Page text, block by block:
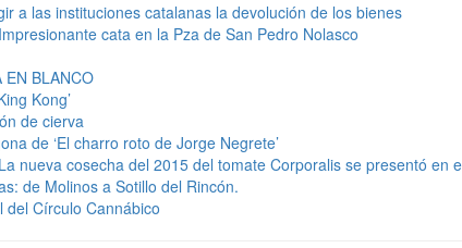
a las instituciones catalanas la devolución de los bienes
cata en la Pza de San Pedro Nolasco
EN BLANCO
Kong’
de cierva
de ‘El charro roto de Jorge Negrete’
nueva cosecha del 2015 del tomate Corporalis se presentó en
de Molinos a Sotillo del Rincón.
del Círculo Cannábico